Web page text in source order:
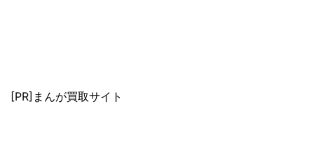
[PR]まんが買取サイト